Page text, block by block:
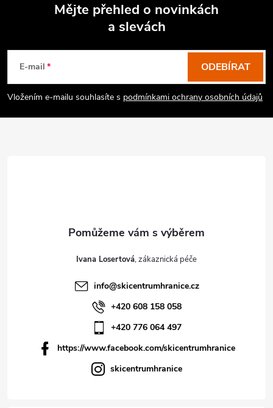
Mějte přehled o novinkách
a slevách
E-mail
Vložením e-mailu souhlasíte s podmínkami ochrany osobních údajů
ODEBÍRAT
Ivana Losertová
info@skicentrumhranice.cz
+420 608 158 058
+420 776 064 497
https://www.facebook.com/skicentrumhranice
skicentrumhranice